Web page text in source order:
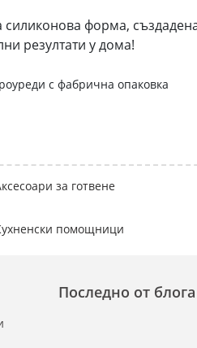
формa,
резултати у дома!
с фабрична опаковка
за готвене
помощници
Последно от блога